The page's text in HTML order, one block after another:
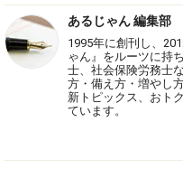
あるじゃん 編集部
1995年に創刊し、
ゃん』をルーツに持
士、社会保険労務士
方・備え方・増やし
新トピックス、おト
ています。